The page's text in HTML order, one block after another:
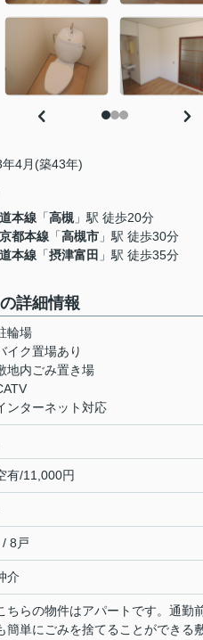
年4月(築43年)
本線 「高槻 」駅 徒歩20分
都本線 「高槻市 」駅 徒歩30分
本線 「摂津富田 」駅 徒歩35分
詳細情報
輪場
イク置場あり
地内ごみ置き場
ンターネット対応
有/11,000円
/ 8戸
介
ちらの物件はアパートです。通勤
簡単にごみを捨てることができる